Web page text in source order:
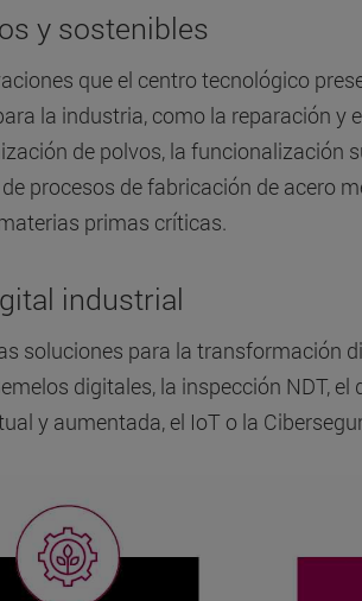
y sostenibles
que el centro tecnológico
la industria, como la reparación y
de polvos, la funcionalización
procesos de fabricación de acero
primas críticas.
industrial
soluciones para la transformación
digitales, la inspección NDT,
y aumentada, el IoT o la